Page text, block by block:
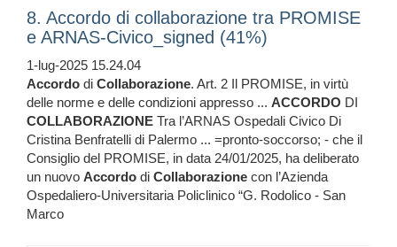
8. Accordo di collaborazione tra PROMISE
e ARNAS-Civico_signed (41%)
1-lug-2025 15.24.04
Accordo di Collaborazione. Art. 2 Il PROMISE, in virtù
delle norme e delle condizioni appresso ... ACCORDO DI
COLLABORAZIONE Tra l’ARNAS Ospedali Civico Di
Cristina Benfratelli di Palermo ... =pronto-soccorso; - che il
Consiglio del PROMISE, in data 24/01/2025, ha deliberato
un nuovo Accordo di Collaborazione con l’Azienda
Ospedaliero-Universitaria Policlinico “G. Rodolico - San
Marco